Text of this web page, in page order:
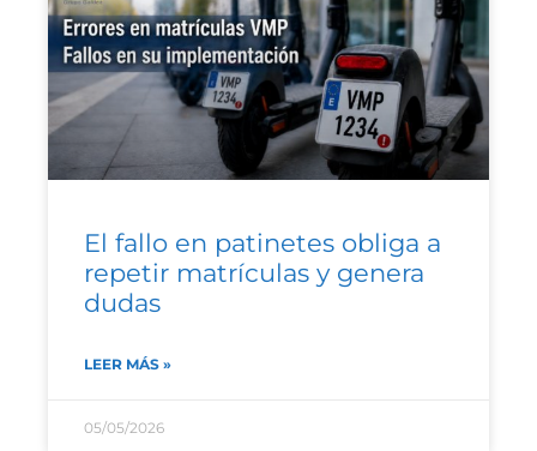
El fallo en patinetes obliga a
repetir matrículas y genera
dudas
LEER MÁS »
05/05/2026